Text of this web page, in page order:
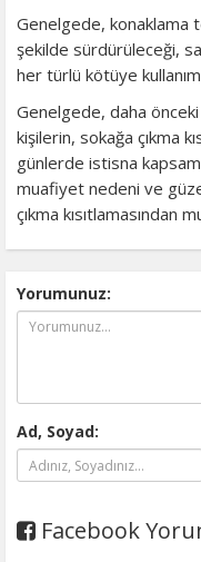
Genelgede, konaklama
şekilde sürdürüleceği,
her türlü kötüye
Genelgede, daha
kişilerin, sokağa çıkma
günlerde istisna
muafiyet nedeni ve
çıkma kısıtlamasından
Yorumunuz:
Ad, Soyad:
Facebook